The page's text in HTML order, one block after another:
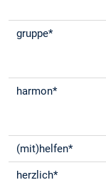
gruppe*
harmon*
(mit)helfen*
herzlich*